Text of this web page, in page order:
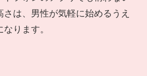
さは、男性が気軽に始めるうえ
ります。